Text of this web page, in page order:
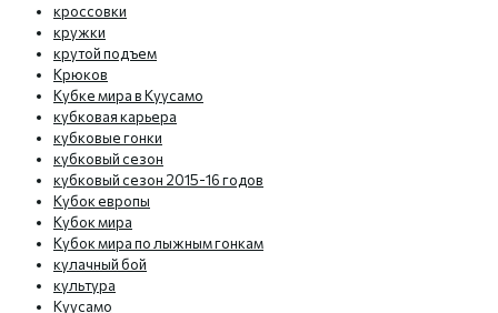
кроссовки
кружки
крутой подъем
Крюков
Кубке мира в Куусамо
кубковая карьера
кубковые гонки
кубковый сезон
кубковый сезон 2015-16 годов
Кубок европы
Кубок мира
Кубок мира по лыжным гонкам
кулачный бой
культура
Куусамо